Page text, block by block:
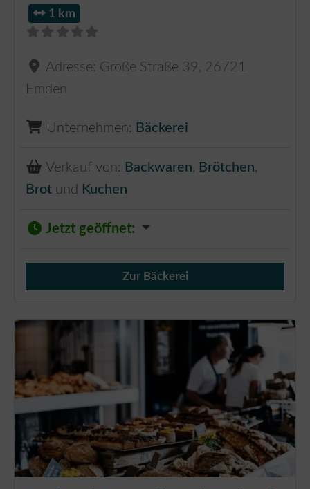
1 km
Adresse: Große Straße 39 , 26721
Emden
Unternehmen: Bäckerei
Verkauf von: Backwaren, Brötchen,
Brot und Kuchen
Jetzt geöffnet:
Verkauf von Brötchen,
Zur Bäckerei